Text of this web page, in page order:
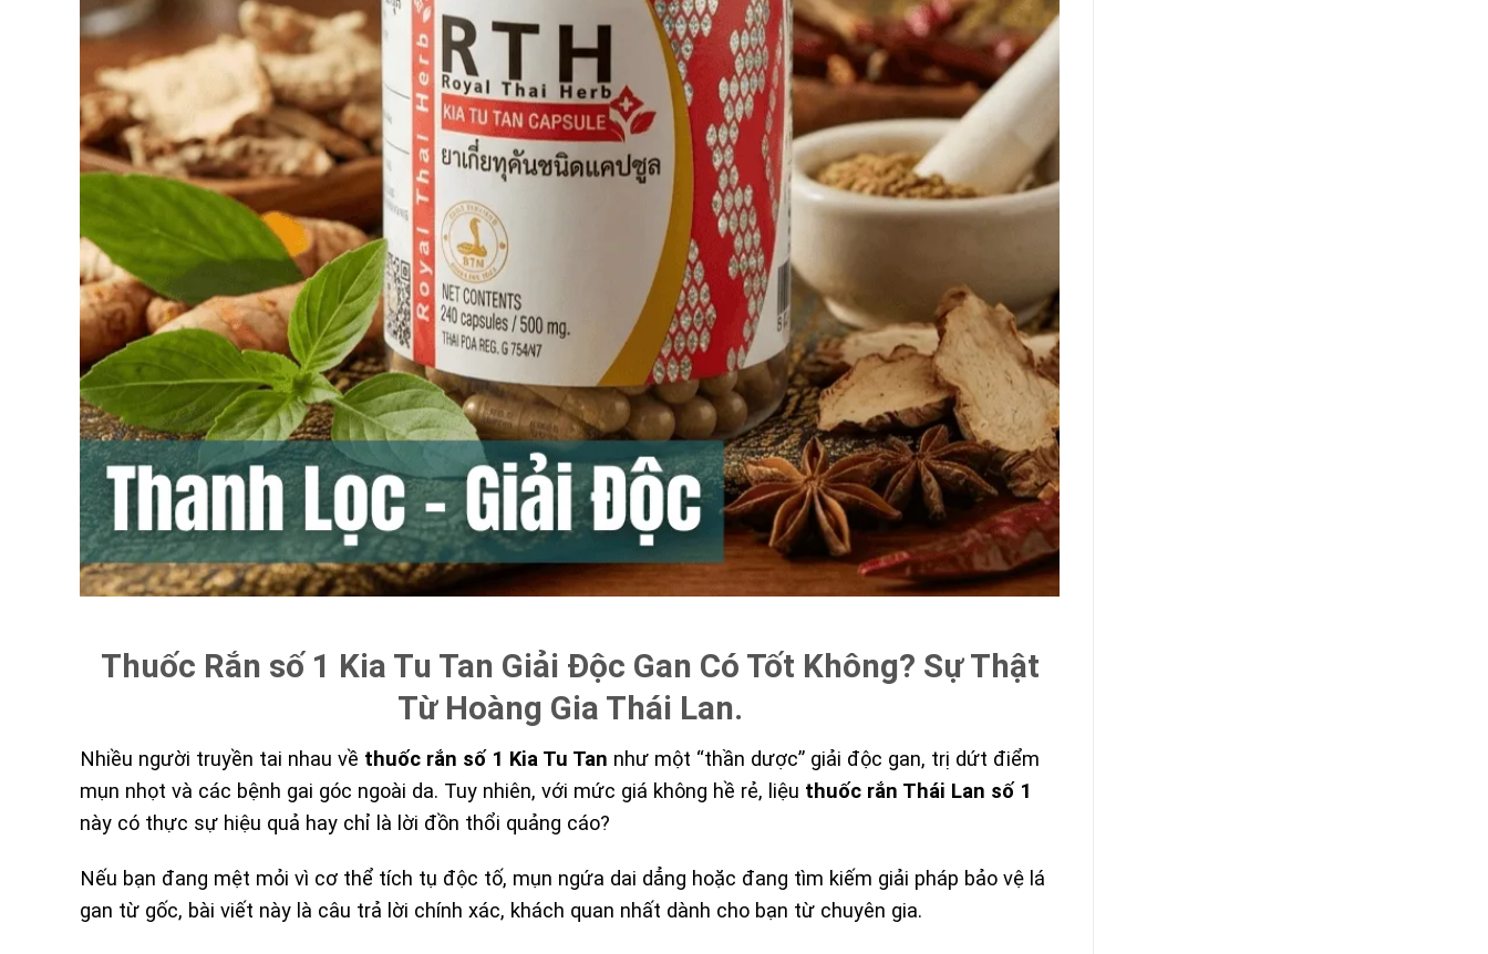
Thuốc Rắn số 1 Kia Tu Tan Giải Độc Gan Có Tốt Không? Sự Thật
Từ Hoàng Gia Thái Lan.
Nhiều người truyền tai nhau về thuốc rắn số 1 Kia Tu Tan như một “thần dược” giải độc gan, trị dứt điểm
mụn nhọt và các bệnh gai góc ngoài da. Tuy nhiên, với mức giá không hề rẻ, liệu thuốc rắn Thái Lan số 1
này có thực sự hiệu quả hay chỉ là lời đồn thổi quảng cáo?
Nếu bạn đang mệt mỏi vì cơ thể tích tụ độc tố, mụn ngứa dai dẳng hoặc đang tìm kiếm giải pháp bảo vệ lá
gan từ gốc, bài viết này là câu trả lời chính xác, khách quan nhất dành cho bạn từ chuyên gia.